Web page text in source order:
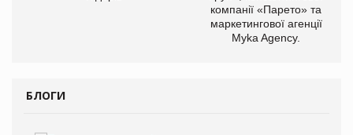
компанії «Парето» та
маркетингової агенції
Myka Agency.
БЛОГИ